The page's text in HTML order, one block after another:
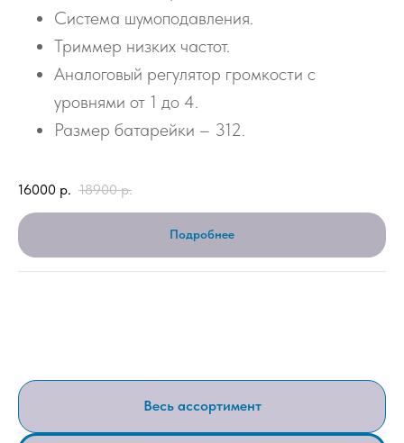
Система шумоподавления.
Триммер низких частот.
Аналоговый регулятор громкости с
уровнями от 1 до 4.
Размер батарейки – 312.
16000 р. 18900 р.
Подробнее
Весь ассортимент